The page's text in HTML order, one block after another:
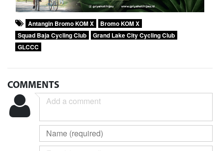
Antangin Bromo KOM X
Bromo KOM X
Squad Baja Cycling Club
Grand Lake City Cycling Club
GLCCC
COMMENTS